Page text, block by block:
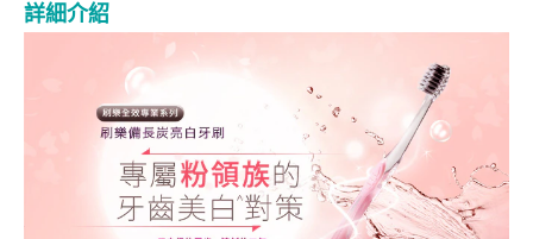
詳細介紹